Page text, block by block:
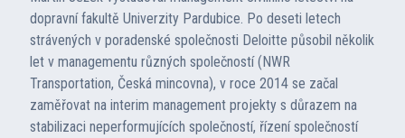
dopravní fakultě Univerzity Pardubice. Po deseti letech
strávených v poradenské společnosti Deloitte působil několik
let v managementu různých společností (NWR
Transportation, Česká mincovna), v roce 2014 se začal
zaměřovat na interim management projekty s důrazem na
stabilizaci neperformujících společností, řízení společností